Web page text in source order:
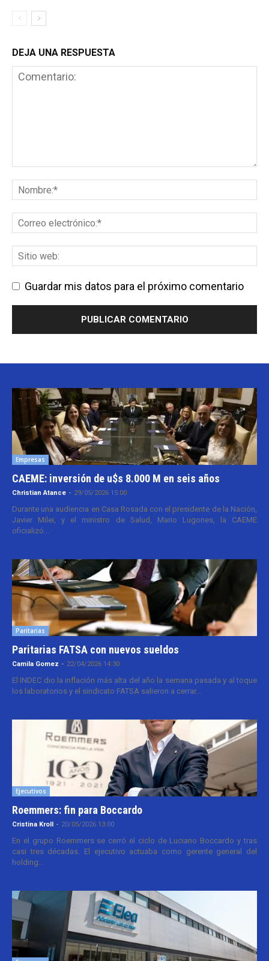
DEJA UNA RESPUESTA
Guardar mis datos para el próximo comentario
Empresas
CAEME: inversión de u$s 8.000 M en seis años
Christian Atance - 29/05/2026 15:00
Durante una audiencia en Casa Rosada con el presidente de la Nación,
Javier Milei, y el ministro de Salud, Mario Lugones, la CAEME
oficializó...
Paritarias
Paritarias FATSA con nuevos sueldos
Camila Gomez - 22/04/2026 14:30
El INDEC dio la inflación más alta del año la semana pasada y al toque
los laboratorios y el sindicato FATSA salieron a cerrar...
Ejecutivos
Roemmers: fin para Boccardo
Cristina Kroll - 20/05/2026 13:00
En el grupo Roemmers se cerró el ciclo de Luciano Boccardo y tras
casi tres décadas. El ejecutivo actuaba como gerente general del
holding...